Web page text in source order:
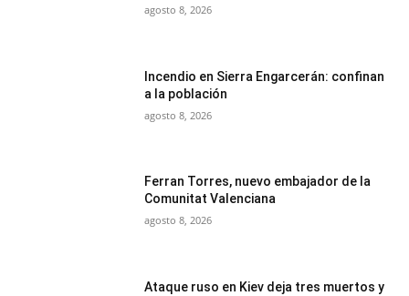
agosto 8, 2026
Incendio en Sierra Engarcerán: confinan
a la población
agosto 8, 2026
Ferran Torres, nuevo embajador de la
Comunitat Valenciana
agosto 8, 2026
Ataque ruso en Kiev deja tres muertos y